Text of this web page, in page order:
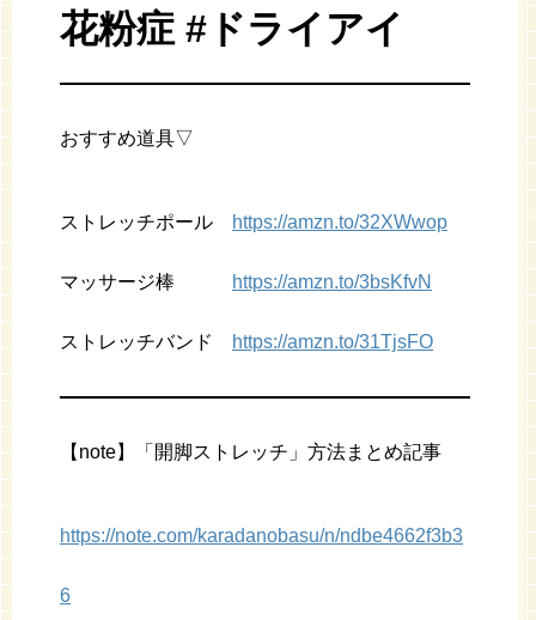
花粉症 #ドライアイ
おすすめ道具▽
ストレッチポール https://amzn.to/32XWwop
マッサージ棒 https://amzn.to/3bsKfvN
ストレッチバンド https://amzn.to/31TjsFO
【note】「開脚ストレッチ」方法まとめ記事
https://note.com/karadanobasu/n/ndbe4662f3b3
6